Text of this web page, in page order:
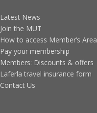
Latest News
Join the MUT
How to access Member’s Area
Pay your membership
Members: Discounts & offers
Laferla travel insurance form
Contact Us